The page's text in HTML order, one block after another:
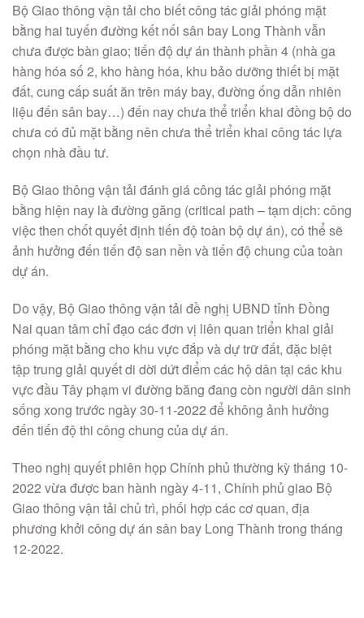
Bộ Giao thông vận tải cho biết công tác giải phóng mặt
bằng hai tuyến đường kết nối sân bay Long Thành vẫn
chưa được bàn giao; tiến độ dự án thành phần 4 (nhà ga
hàng hóa số 2, kho hàng hóa, khu bảo dưỡng thiết bị mặt
đất, cung cấp suất ăn trên máy bay, đường ống dẫn nhiên
liệu đến sân bay…) đến nay chưa thể triển khai đồng bộ do
chưa có đủ mặt bằng nên chưa thể triển khai công tác lựa
chọn nhà đầu tư.
Bộ Giao thông vận tải đánh giá công tác giải phóng mặt
bằng hiện nay là đường găng (critical path – tạm dịch: công
việc then chốt quyết định tiến độ toàn bộ dự án), có thể sẽ
ảnh hưởng đến tiến độ san nền và tiến độ chung của toàn
dự án.
Do vậy, Bộ Giao thông vận tải đề nghị UBND tỉnh Đồng
Nai quan tâm chỉ đạo các đơn vị liên quan triển khai giải
phóng mặt bằng cho khu vực đắp và dự trữ đất, đặc biệt
tập trung giải quyết di dời dứt điểm các hộ dân tại các khu
vực đầu Tây phạm vi đường băng đang còn người dân sinh
sống xong trước ngày 30-11-2022 để không ảnh hưởng
đến tiến độ thi công chung của dự án.
Theo nghị quyết phiên họp Chính phủ thường kỳ tháng 10-
2022 vừa được ban hành ngày 4-11, Chính phủ giao Bộ
Giao thông vận tải chủ trì, phối hợp các cơ quan, địa
phương khởi công dự án sân bay Long Thành trong tháng
12-2022.